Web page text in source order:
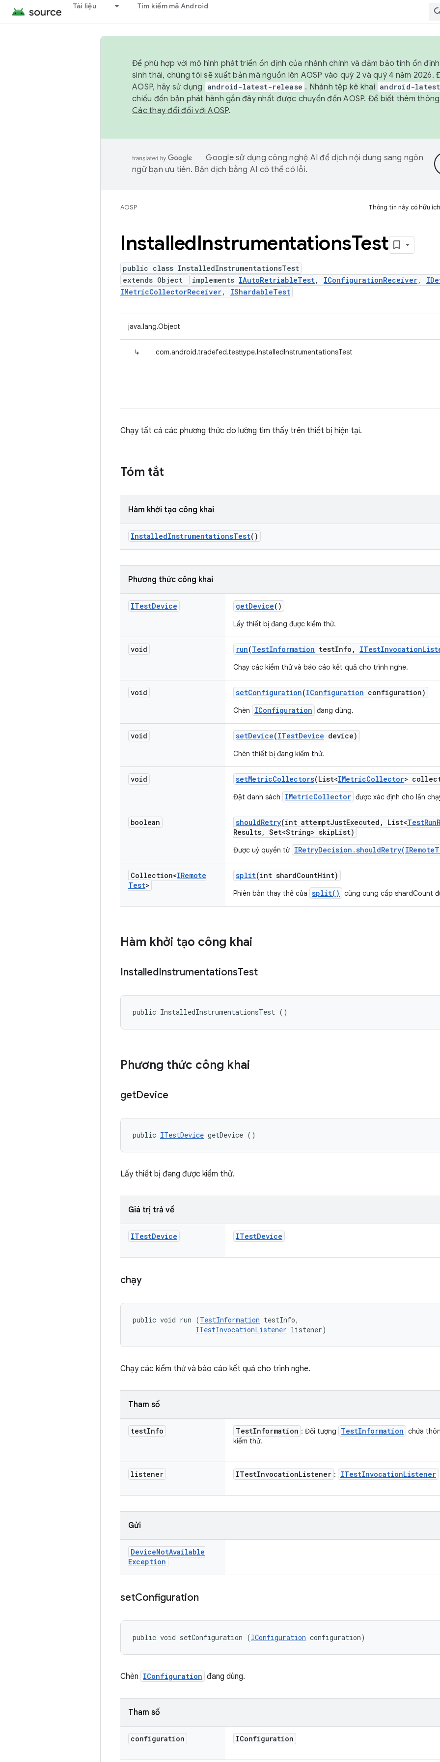
Tài liệu Tìm kiếm mã Android
Để phù hợp với mô hình phát triển ổn định của nhánh chính và đảm bảo tính ổn
sinh thái, chúng tôi sẽ xuất bản mã nguồn lên AOSP vào quý 2 và quý 4 năm
AOSP, hãy sử dụng
android-latest-release . Nhánh tệp kê khai android-
chiếu đến bản phát hành gần đây nhất được chuyển đến AOSP. Để biết thêm
Các thay đổi đối với AOSP.
Google sử dụng công nghệ AI để dịch nội dung sang ngôn
ngữ bạn ưu tiên. Bản dịch bằng AI có thể có lỗi.
AOSP Thông tin này có hữu
InstalledInstrumentationsTest
public class InstalledInstrumentationsTest
extends Object
implements IAutoRetriableTest, IConfigurationReceiver,
IMetricCollectorReceiver, IShardableTest
java.lang.Object
↳ com.android.tradefed.testtype.InstalledInstrumentationsTest
Chạy tất cả các phương thức đo lường tìm thấy trên thiết bị hiện tại.
Tóm tắt
Hàm khởi tạo công khai
InstalledInstrumentationsTest()
Phương thức công khai
ITestDevice getDevice()
Lấy thiết bị đang được kiểm thử.
void run(TestInformation testInfo , ITestInvocation
Chạy các kiểm thử và báo cáo kết quả cho trình nghe.
void setConfiguration(IConfiguration configuration)
Chèn IConfiguration đang dùng.
void setDevice(ITestDevice device)
Chèn thiết bị đang kiểm thử.
void setMetricCollectors(List<IMetricCollector>
Đặt danh sách IMetricCollector được xác định cho lần
boolean shouldRetry(int attemptJustExecuted , List<TestRun
Results, Set<String> skipList)
Được uỷ quyền từ
Collection<IRemote
Test>
split(int shardCountHint)
Phiên bản thay thế của split() cũng cung cấp shardCount
Hàm khởi tạo công khai
InstalledInstrumentationsTest
public InstalledInstrumentationsTest ()
Phương thức công khai
getDevice
public ITestDevice getDevice ()
Lấy thiết bị đang được kiểm thử.
Giá trị trả về
ITestDevice ITestDevice
chạy
public void run (TestInformation testInfo,
ITestInvocationListener listener)
Chạy các kiểm thử và báo cáo kết quả cho trình nghe.
Tham số
testInfo TestInformation : Đối tượng TestInformation chứa
kiểm thử.
listener ITestInvocationListener : ITestInvocationListener
Gửi
DeviceNotAvailable
Exception
setConfiguration
public void setConfiguration (IConfiguration configuration)
Chèn IConfiguration đang dùng.
Tham số
configuration IConfiguration